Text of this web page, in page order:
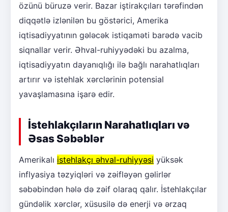
özünü büruzə verir. Bazar iştirakçıları tərəfindən
diqqətlə izlənilən bu göstərici, Amerika
iqtisadiyyatının gələcək istiqaməti barədə vacib
siqnallar verir. Əhval-ruhiyyədəki bu azalma,
iqtisadiyyatın dayanıqlığı ilə bağlı narahatlıqları
artırır və istehlak xərclərinin potensial
yavaşlamasına işarə edir.
İstehlakçıların Narahatlıqları və
Əsas Səbəblər
Amerikalı istehlakçı əhval-ruhiyyəsi yüksək
inflyasiya təzyiqləri və zəifləyən gəlirlər
səbəbindən hələ də zəif olaraq qalır. İstehlakçılar
gündəlik xərclər, xüsusilə də enerji və ərzaq